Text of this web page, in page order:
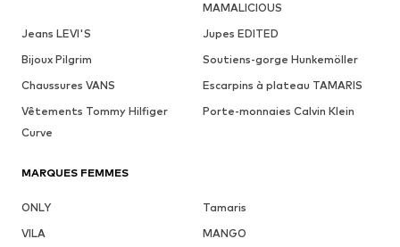
MAMALICIOUS
Jeans LEVI'S
Jupes EDITED
Bijoux Pilgrim
Soutiens-gorge Hunkemöller
Chaussures VANS
Escarpins à plateau TAMARIS
Vêtements Tommy Hilfiger
Curve
Porte-monnaies Calvin Klein
MARQUES FEMMES
ONLY
Tamaris
VILA
MANGO